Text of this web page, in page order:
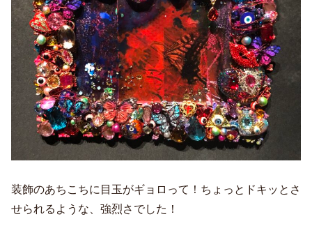
装飾のあちこちに目玉がギョロって！ちょっとドキッとさ
せられるような、強烈さでした！